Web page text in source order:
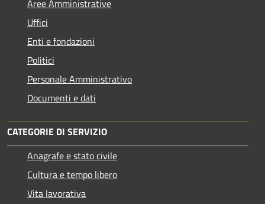
Aree Amministrative
Uffici
Enti e fondazioni
Politici
Personale Amministrativo
Documenti e dati
CATEGORIE DI SERVIZIO
Anagrafe e stato civile
Cultura e tempo libero
Vita lavorativa